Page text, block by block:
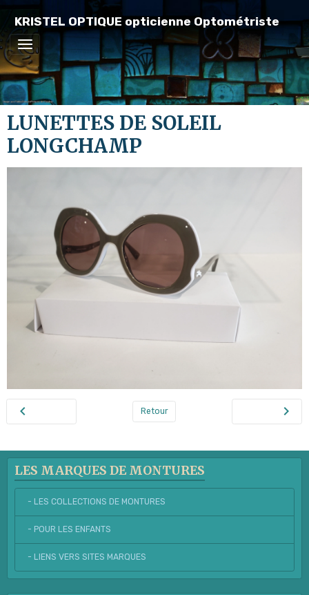
KRISTEL OPTIQUE opticienne Optométriste
LUNETTES DE SOLEIL
LONGCHAMP
Retour
LES MARQUES DE MONTURES
- LES COLLECTIONS DE MONTURES
- POUR LES ENFANTS
- LIENS VERS SITES MARQUES